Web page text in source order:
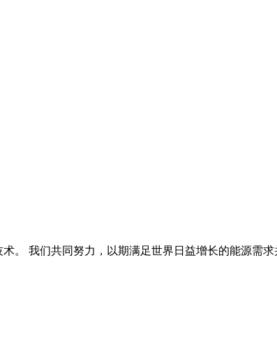
。 我们共同努力，以期满足世界日益增长的能源需